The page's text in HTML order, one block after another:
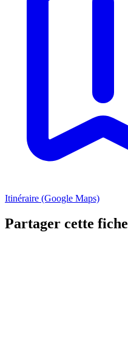
Itinéraire (Google Maps)
Partager cette fiche